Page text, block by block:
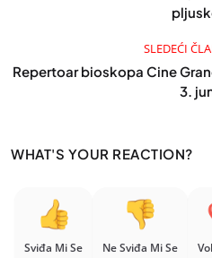
SLEDEĆI
Repertoar bioskopa Cine
3.
WHAT'S YOUR REACTION?
Sviđa Mi Se Ne Sviđa Mi Se